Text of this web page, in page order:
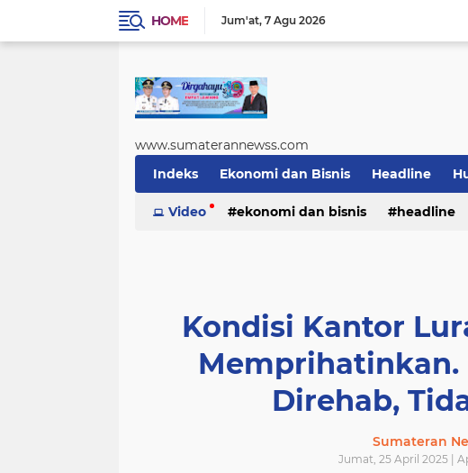
HOME Jum'at 7 Agu 2026
www.sumaterannewss.com
Indeks
Ekonomi dan Bisnis Headline
Sosial dan Budaya Sumsel Update
Video ekonomi dan bisnis headline
Kondisi Kantor
Memprihatinkan.
Direhab,
Sumateran
Jumat, 25 April 2025 |